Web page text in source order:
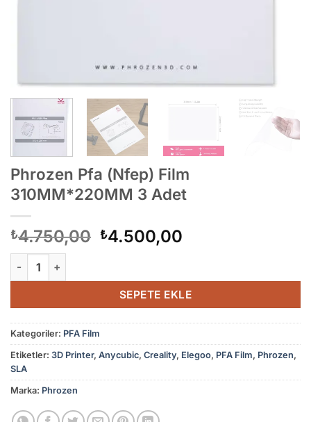
Phrozen Pfa (Nfep) Film
310MM*220MM 3 Adet
₺4.750,00 Orijinal
₺4.500,00
₺4.500,00.
Phrozen Pfa (Nfep) Film 310MM*220MM 3 Adet adet
SEPETE EKLE
Kategoriler: PFA Film
Etiketler: 3D Printer, Anycubic, Creality, Elegoo, PFA Film, Phrozen,
SLA
Marka: Phrozen